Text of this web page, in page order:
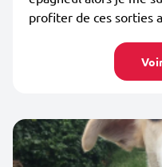
profiter de ces sorties